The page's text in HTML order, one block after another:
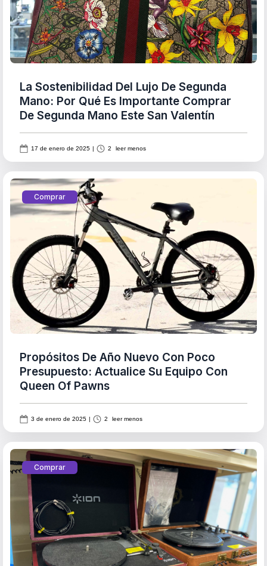
La Sostenibilidad Del Lujo De Segunda
Mano: Por Qué Es Importante Comprar
De Segunda Mano Este San Valentín
17 de enero de 2025 | 2 leer menos
Comprar
Propósitos De Año Nuevo Con Poco
Presupuesto: Actualice Su Equipo Con
Queen Of Pawns
3 de enero de 2025 | 2 leer menos
Comprar